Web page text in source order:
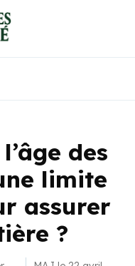
des
limite
assurer
?